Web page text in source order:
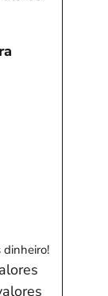
dinheiro!